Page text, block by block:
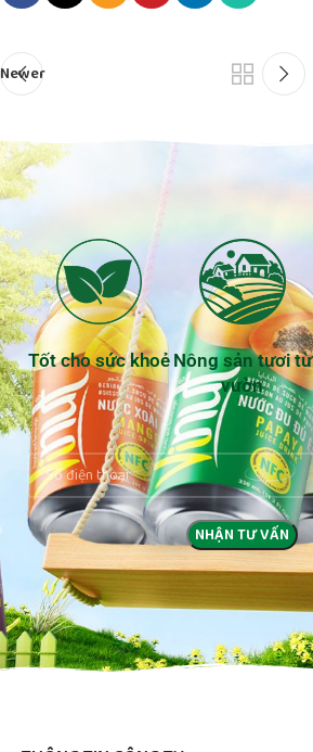
Newer
Tốt cho sức khoẻ Nông sản tươi từ
vườn